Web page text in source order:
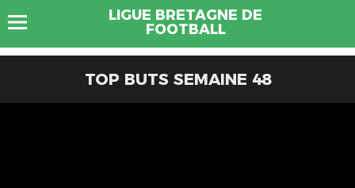
LIGUE BRETAGNE DE
FOOTBALL
TOP BUTS SEMAINE 48